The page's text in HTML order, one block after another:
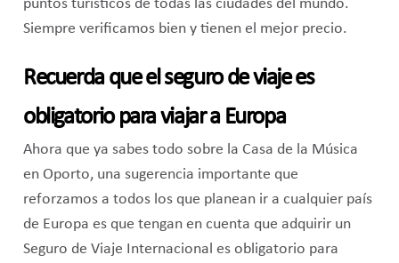
puntos turísticos de todas las ciudades del mundo.
Siempre verificamos bien y tienen el mejor precio.
Recuerda que el seguro de viaje es
obligatorio para viajar a Europa
Ahora que ya sabes todo sobre la Casa de la Música
en Oporto, una sugerencia importante que
reforzamos a todos los que planean ir a cualquier país
de Europa es que tengan en cuenta que adquirir un
Seguro de Viaje Internacional es obligatorio para